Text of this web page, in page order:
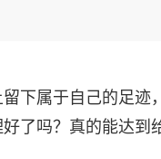
下属于自己的足迹
了吗？真的能达到